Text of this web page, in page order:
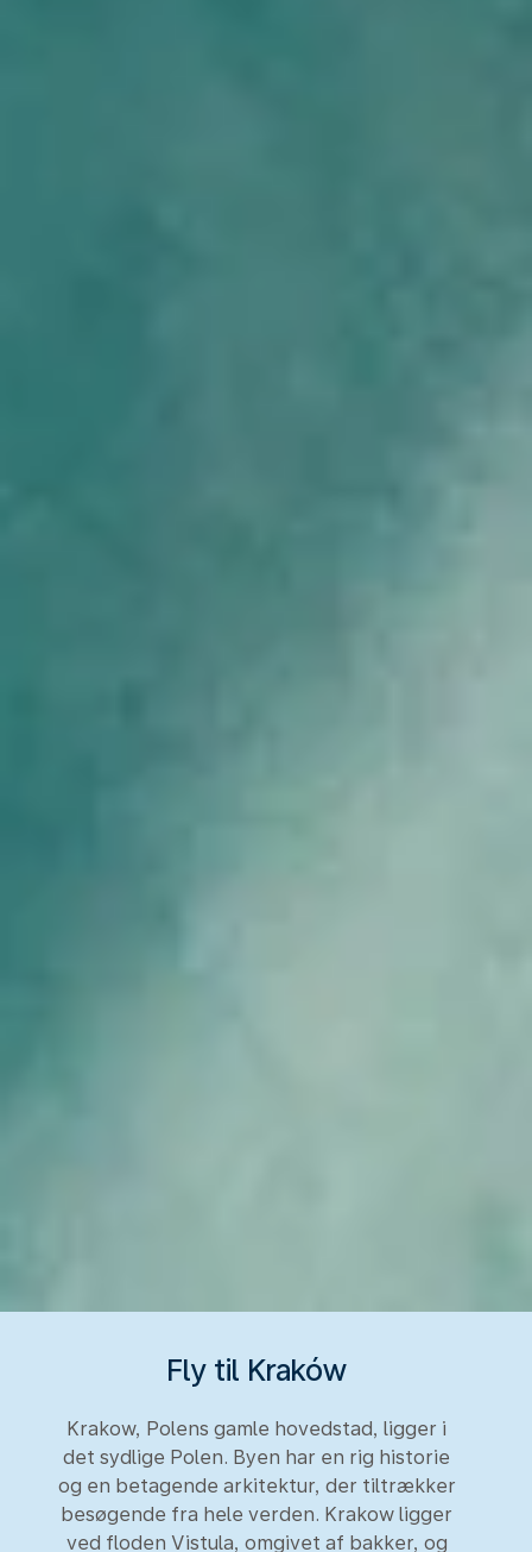
Fly til Kraków
Krakow, Polens gamle hovedstad, ligger i
det sydlige Polen. Byen har en rig historie
og en betagende arkitektur, der tiltrækker
besøgende fra hele verden. Krakow ligger
ved floden Vistula, omgivet af bakker, og